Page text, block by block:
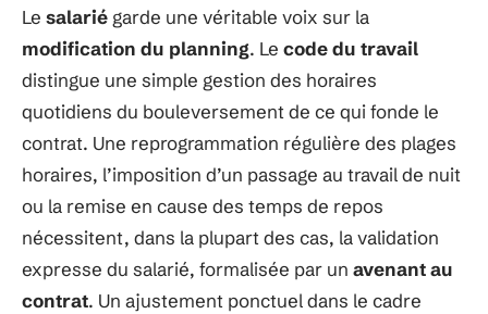
Le salarié garde une véritable voix sur la
modification du planning. Le code du travail
distingue une simple gestion des horaires
quotidiens du bouleversement de ce qui fonde le
contrat. Une reprogrammation régulière des plages
horaires, l’imposition d’un passage au travail de nuit
ou la remise en cause des temps de repos
nécessitent, dans la plupart des cas, la validation
expresse du salarié, formalisée par un avenant au
contrat. Un ajustement ponctuel dans le cadre